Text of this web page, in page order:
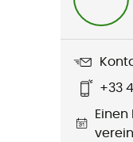
Bluesign™ / Fair
+33